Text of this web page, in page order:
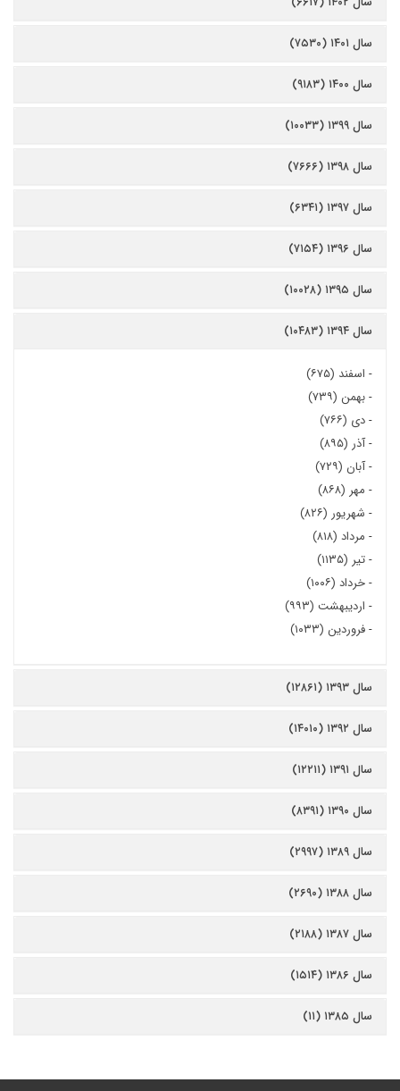
سال ۱۴۰۱ (۷۵۳۰)
سال ۱۴۰۰ (۹۱۸۳)
سال ۱۳۹۹ (۱۰۰۳۳)
سال ۱۳۹۸ (۷۶۶۶)
سال ۱۳۹۷ (۶۳۴۱)
سال ۱۳۹۶ (۷۱۵۴)
سال ۱۳۹۵ (۱۰۰۲۸)
سال ۱۳۹۴ (۱۰۴۸۳)
- اسفند (۶۷۵)
-بهمن (۷۳۹)
-دی (۷۶۶)
-آذر (۸۹۵)
-آبان (۷۲۹)
- مهر (۸۶۸)
- شهریور (۸۲۶)
- مرداد (۸۱۸)
-تیر (۱۱۳۵)
-خرداد (۱۰۰۶)
- اردیبهشت (۹۹۳)
-فروردین (۱۰۳۳)
سال ۱۳۹۳ (۱۲۸۶۱)
سال ۱۳۹۲ (۱۴۰۱۰)
سال ۱۳۹۱ (۱۲۲۱۱)
سال ۱۳۹۰ (۸۳۹۱)
سال ۱۳۸۹ (۲۹۹۷)
سال ۱۳۸۸ (۲۶۹۰)
سال ۱۳۸۷ (۲۱۸۸)
سال ۱۳۸۶ (۱۵۱۴)
سال ۱۳۸۵ (۱۱)